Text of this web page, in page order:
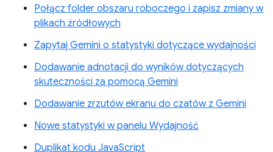
Połącz folder obszaru roboczego i zapisz zmiany w
plikach źródłowych
Zapytaj Gemini o statystyki dotyczące wydajności
Dodawanie adnotacji do wyników dotyczących
skuteczności za pomocą Gemini
Dodawanie zrzutów ekranu do czatów z Gemini
Nowe statystyki w panelu Wydajność
Duplikat kodu JavaScript